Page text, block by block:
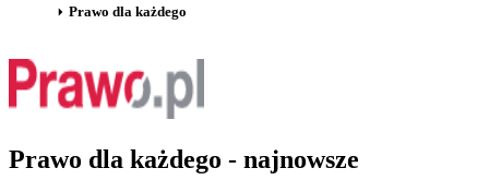
Prawo dla każdego
Prawo dla każdego - najnowsze